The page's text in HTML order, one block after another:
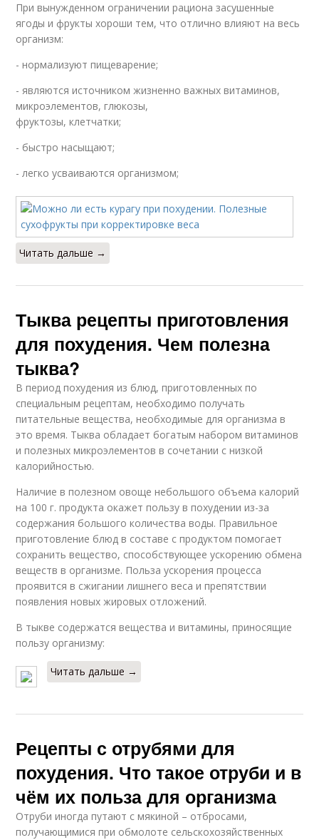
При вынужденном ограничении рациона засушенные
ягоды и фрукты хороши тем, что отлично влияют на весь
организм:
- нормализуют пищеварение;
- являются источником жизненно важных витаминов,
микроэлементов, глюкозы,
фруктозы, клетчатки;
- быстро насыщают;
- легко усваиваются организмом;
Читать дальше →
Тыква рецепты приготовления
для похудения. Чем полезна
тыква?
В период похудения из блюд, приготовленных по
специальным рецептам, необходимо получать
питательные вещества, необходимые для организма в
это время. Тыква обладает богатым набором витаминов
и полезных микроэлементов в сочетании с низкой
калорийностью.
Наличие в полезном овоще небольшого объема калорий
на 100 г. продукта окажет пользу в похудении из-за
содержания большого количества воды. Правильное
приготовление блюд в составе с продуктом помогает
сохранить вещество, способствующее ускорению обмена
веществ в организме. Польза ускорения процесса
проявится в сжигании лишнего веса и препятствии
появления новых жировых отложений.
В тыкве содержатся вещества и витамины, приносящие
пользу организму:
Читать дальше →
Рецепты с отрубями для
похудения. Что такое отруби и в
чём их польза для организма
Отруби иногда путают с мякиной – отбросами,
получающимися при обмолоте сельскохозяйственных